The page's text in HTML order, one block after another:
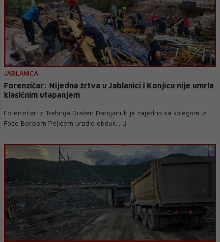
JABLANICA
Forenzičar: Nijedna žrtva u Jablanici i Konjicu nije umrla
klasičnim utapanjem
Forenzičar iz Trebinja Dražen Damjanuk je zajedno sa kolegom iz
Foče Borisom Pejićem uradio obduk...